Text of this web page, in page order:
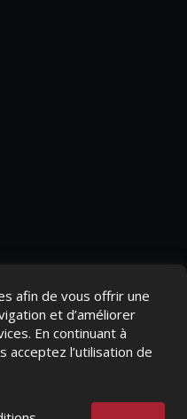
afin de vous offrir une
et d’améliorer
En continuant à
acceptez l’utilisation de
CONTACTEZ-NOUS